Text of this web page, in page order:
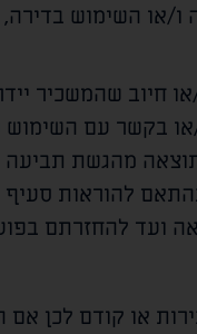
ו/או השימוש
חיוב שהמשכיר
בקשר עם
מהגשת
להוראות סעיף
או קודם לכן